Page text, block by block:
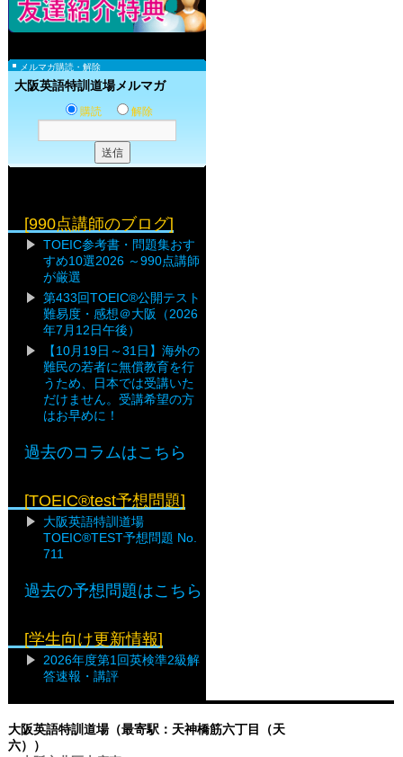
メルマガ購読・解除
大阪英語特訓道場メルマガ
購読 解除
[990点講師のブログ]
TOEIC参考書・問題集おす
すめ10選2026 ～990点講師
が厳選
第433回TOEIC®公開テスト
難易度・感想＠大阪（2026
年7月12日午後）
【10月19日～31日】海外の
難民の若者に無償教育を行
うため、日本では受講いた
だけません。受講希望の方
はお早めに！
過去のコラムはこちら
[TOEIC®test予想問題]
大阪英語特訓道場
TOEIC®TEST予想問題 No.
711
過去の予想問題はこちら
[学生向け更新情報]
2026年度第1回英検準2級解
答速報・講評
大阪英語特訓道場（最寄駅：天神橋筋六丁目（天
六））